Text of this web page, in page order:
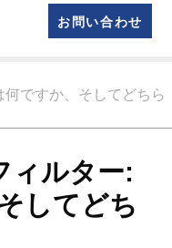
お問い合わせ
ですか、そしてどちら
ィルター:
してどち